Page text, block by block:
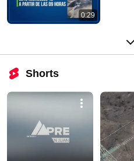
0:29
Shorts